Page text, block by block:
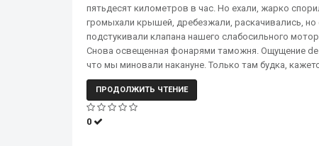
пятьдесят километров в час. Но ехали, жарко
громыхали крышей, дребезжали, раскачивались, но
подстукивали клапана нашего слабосильного
Снова освещенная фонарями таможня. Ощущение
что мы миновали накануне. Только там будка,
ПРОДОЛЖИТЬ ЧТЕНИЕ
0